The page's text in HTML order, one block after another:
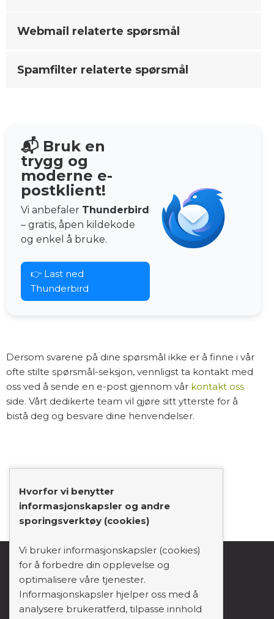
Hvorfor vi benytter
informasjonskapsler og andre
sporingsverktøy (cookies)
Vi bruker informasjonskapsler (cookies)
for å forbedre din opplevelse og
optimalisere våre tjenester.
Informasjonskapsler hjelper oss med å
analysere brukeratferd, tilpasse innhold
Webmail relaterte spørsmål
Spamfilter relaterte spørsmål
📬 Bruk en
trygg og
moderne e-
postklient!
Vi anbefaler Thunderbird
– gratis, åpen kildekode
og enkel å bruke.
👉 Last ned
Thunderbird
Dersom svarene på dine spørsmål ikke er å finne i vår
ofte stilte spørsmål-seksjon, vennligst ta kontakt med
oss ved å sende en e-post gjennom vår kontakt oss
side. Vårt dedikerte team vil gjøre sitt ytterste for å
bistå deg og besvare dine henvendelser.
support_agent mail person
Forside